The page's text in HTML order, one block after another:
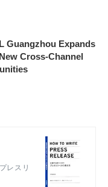
Guangzhou Expands
Cross-Channel
レスリ